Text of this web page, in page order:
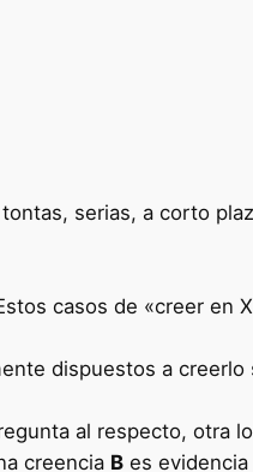
serias, a corto
casos de «creer en
dispuestos a
al respecto, otra
creencia B es